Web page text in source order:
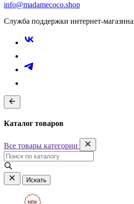
info@madamecoco.shop
Служба поддержки интернет-магазина
Каталог товаров
Все товары категории
Искать